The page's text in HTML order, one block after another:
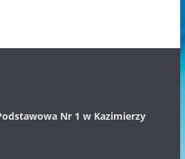
Nr 1 w Kazimierzy